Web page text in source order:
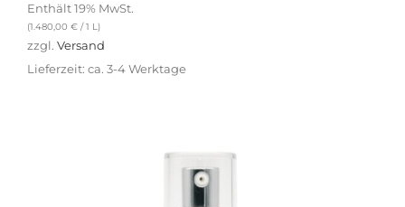
Enthält 19% MwSt.
(1.480,00 € / 1 L)
zzgl. Versand
Lieferzeit: ca. 3-4 Werktage